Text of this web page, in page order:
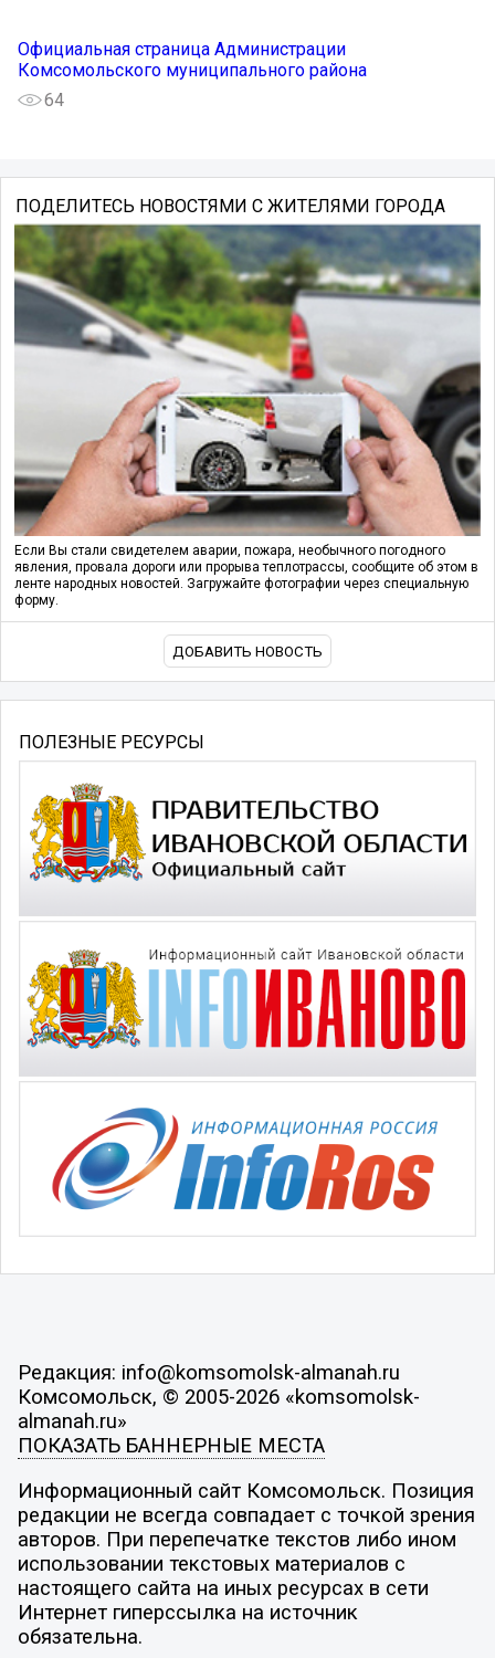
Официальная страница Администрации
Комсомольского муниципального района
64
ПОДЕЛИТЕСЬ НОВОСТЯМИ С ЖИТЕЛЯМИ ГОРОДА
Если Вы стали свидетелем аварии, пожара, необычного погодного
явления, провала дороги или прорыва теплотрассы, сообщите об этом в
ленте народных новостей. Загружайте фотографии через специальную
форму.
ДОБАВИТЬ НОВОСТЬ
ПОЛЕЗНЫЕ РЕСУРСЫ
Редакция: info@komsomolsk-almanah.ru
Комсомольск, © 2005-2026 «komsomolsk-
almanah.ru»
ПОКАЗАТЬ БАННЕРНЫЕ МЕСТА
Информационный сайт Комсомольск. Позиция
редакции не всегда совпадает с точкой зрения
авторов. При перепечатке текстов либо ином
использовании текстовых материалов с
настоящего сайта на иных ресурсах в сети
Интернет гиперссылка на источник
обязательна.